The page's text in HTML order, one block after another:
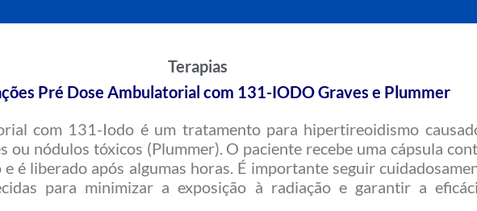
Terapias
Pré Dose Ambulatorial com 131-IODO Graves e Plummer
com 131-Iodo é um tratamento para hipertireoidismo
ou nódulos tóxicos (Plummer). O paciente recebe uma cápsula
é liberado após algumas horas. É importante seguir
para minimizar a exposição à radiação e garantir a